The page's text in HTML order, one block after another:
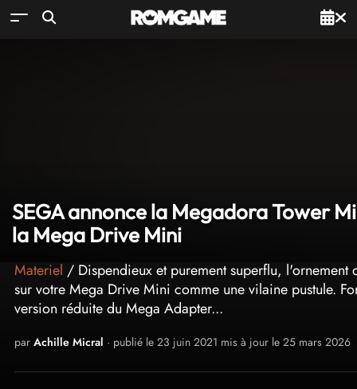
SEGA annonce la Megadora Tower
la Mega Drive Mini
Materiel / Dispendieux et purement superflu, l'ornement
sur votre Mega Drive Mini comme une vilaine pustule.
version réduite du Mega Adapter...
par Achille Micral · publié le 23 juin 2021 mis à jour le 25 mars 2026